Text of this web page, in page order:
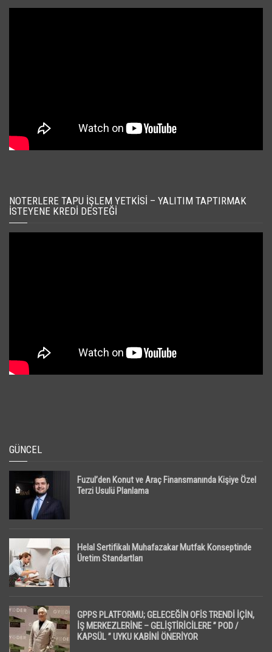
NOTERLERE TAPU İŞLEM YETKISI – YALITIM TAPTIRMAK
İSTEYENE KREDI DESTEĞI
GÜNCEL
Fuzul’den Konut ve Araç Finansmanında Kişiye Özel
Terzi Usulü Planlama
Helal Sertifikalı Muhafazakar Mutfak Konseptinde
Üretim Standartları
GPPS PLATFORMU; GELECEĞİN OFİS TRENDİ İÇİN,
İŞ MERKEZLERİNE – GELİŞTİRİCİLERE ” POD /
KAPSÜL ” UYKU KABİNİ ÖNERİYOR